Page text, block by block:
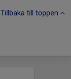
Tillbaka till toppen